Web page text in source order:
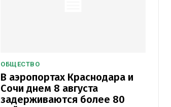
ОБЩЕСТВО
В аэропортах Краснодара и
Сочи днем 8 августа
задерживаются более 80